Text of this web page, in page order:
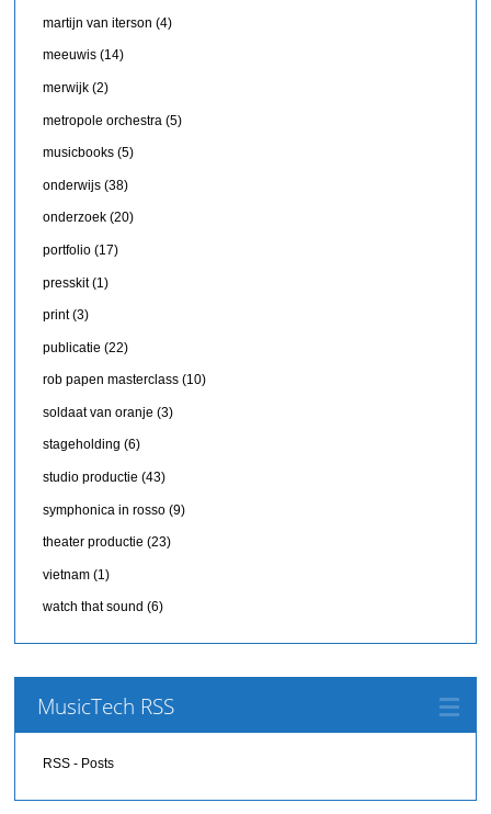
martijn van iterson (4)
meeuwis (14)
merwijk (2)
metropole orchestra (5)
musicbooks (5)
onderwijs (38)
onderzoek (20)
portfolio (17)
presskit(1)
print(3)
publicatie (22)
rob papen masterclass (10)
soldaat van oranje (3)
stageholding (6)
studio productie (43)
symphonica in rosso (9)
theater productie (23)
vietnam (1)
watch that sound (6)
MusicTech RSS
RSS - Posts